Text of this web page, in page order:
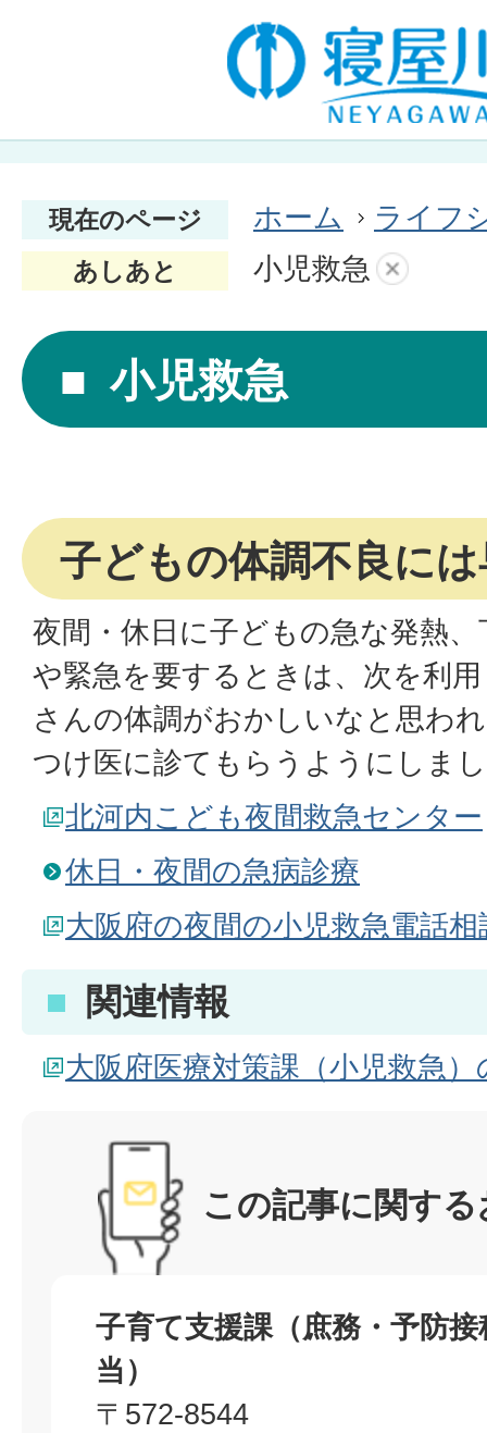
現在のページ ホーム ライフ
あしあと 小児救急
小児救急
子どもの体調不良に
夜間・休日に子どもの急な発熱
や緊急を要するときは、次を利
さんの体調がおかしいなと思わ
つけ医に診てもらうようにしま
北河内こども夜間救急センター
休日・夜間の急病診療
大阪府の夜間の小児救急電話相
関連情報
大阪府医療対策課（小児救急
この記事に関す
子育て支援課（庶務・予防
当）
〒572-8544